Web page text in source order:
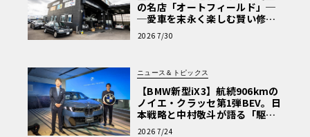
の名店「オートフィールド」─
─愛車を末永く楽しむ賢い修理
術と、プロがフックス製オイル
を選ぶ理由〈PR〉
2026 7/30
ニュース＆トピックス
【BMW新型iX3】航続906kmの
ノイエ・クラッセ第1弾BEV。日
本戦略と中村敬斗が語る「駆け
ぬける歓び」
2026 7/24